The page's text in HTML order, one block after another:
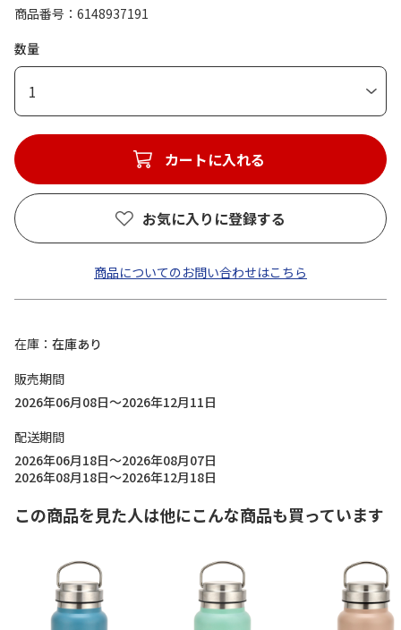
商品番号
6148937191
数量
1
カートに入れる
お気に入りに登録する
商品についてのお問い合わせはこちら
在庫
在庫あり
販売期間
2026年06月08日～2026年12月11日
配送期間
2026年06月18日～2026年08月07日
2026年08月18日～2026年12月18日
この商品を見た人は他にこんな商品も買っています